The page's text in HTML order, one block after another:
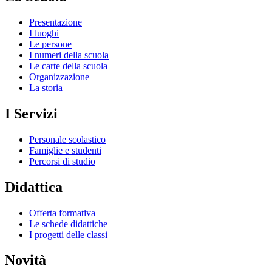
Presentazione
I luoghi
Le persone
I numeri della scuola
Le carte della scuola
Organizzazione
La storia
I Servizi
Personale scolastico
Famiglie e studenti
Percorsi di studio
Didattica
Offerta formativa
Le schede didattiche
I progetti delle classi
Novità